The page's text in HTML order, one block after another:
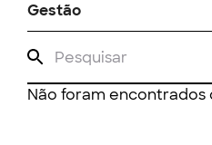
Gestão
Não foram encontrados